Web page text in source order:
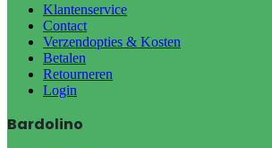
Klantenservice
Contact
Verzendopties & Kosten
Betalen
Retourneren
Login
Bardolino